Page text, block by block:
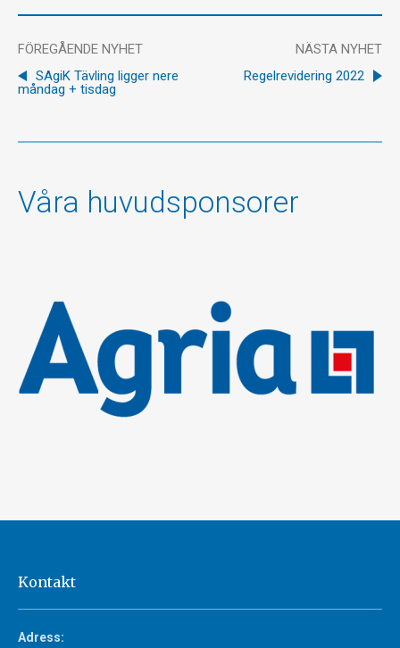
FÖREGÅENDE NYHET
SAgiK Tävling ligger nere
måndag + tisdag
NÄSTA NYHET
Regelrevidering 2022
Våra huvudsponsorer
Kontakt
Adress: